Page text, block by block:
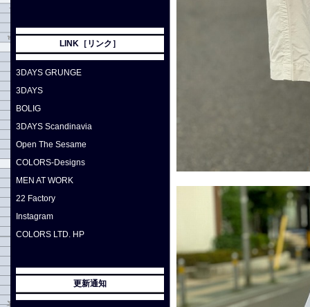
LINK［リンク］
3DAYS GRUNGE
3DAYS
BOLIG
3DAYS Scandinavia
Open The Sesame
COLORS-Designs
MEN AT WORK
22 Factory
Instagram
COLORS LTD. HP
更新通知